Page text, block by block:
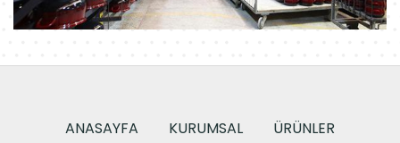
ANASAYFA KURUMSAL
ÜRÜNLER